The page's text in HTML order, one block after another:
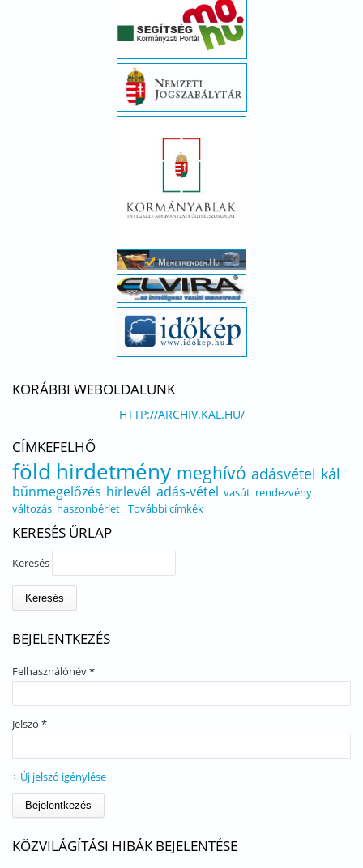
KORÁBBI WEBOLDALUNK
HTTP://ARCHIV.KAL.HU/
CÍMKEFELHŐ
föld hirdetmény meghívó adásvétel kál
bűnmegelőzés hírlevél adás-vétel vasút rendezvény
változás haszonbérlet További címkék
KERESÉS ŰRLAP
Keresés
BEJELENTKEZÉS
Felhasználónév*
Jelszó *
Új jelszó igénylése
KÖZVILÁGÍTÁSI HIBÁK BEJELENTÉSE